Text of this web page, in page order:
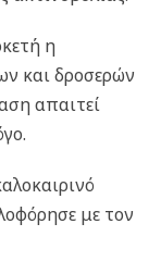
η
και δροσερών
απαιτεί
με τον